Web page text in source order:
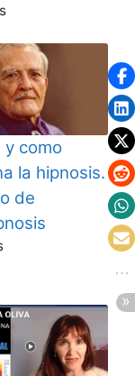
y como
la hipnosis.
de